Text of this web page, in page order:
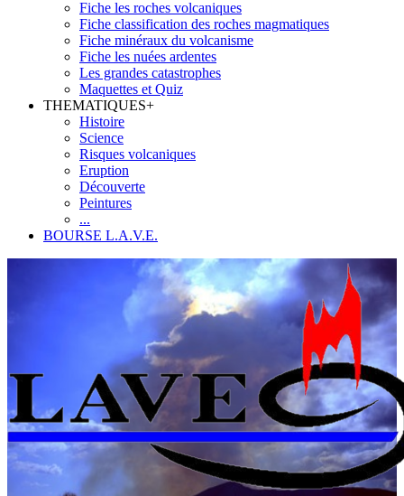
Fiche les roches volcaniques
Fiche classification des roches magmatiques
Fiche minéraux du volcanisme
Fiche les nuées ardentes
Les grandes catastrophes
Maquettes et Quiz
THEMATIQUES+
Histoire
Science
Risques volcaniques
Eruption
Découverte
Peintures
...
BOURSE L.A.V.E.